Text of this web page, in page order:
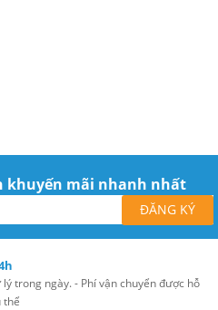
khuyến mãi nhanh nhất
trong ngày. - Phí vận chuyển được hỗ
thể